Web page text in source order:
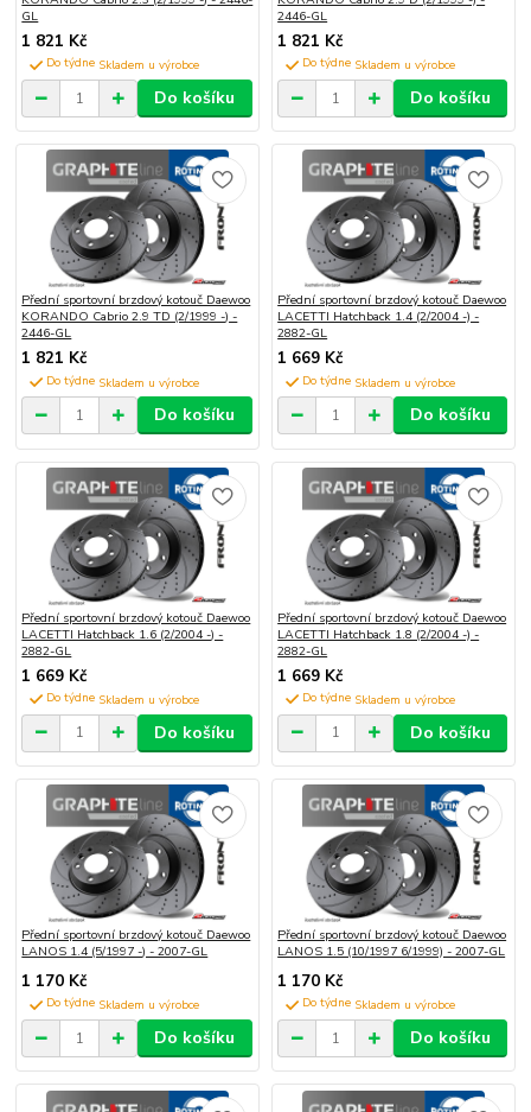
GL
1 821 Kč
Do týdne
Do košíku
2446-GL
1 821 Kč
Do týdne
Do košíku
Přední sportovní brzdový kotouč Daewoo
KORANDO Cabrio 2.9 TD (2/1999 -) -
2446-GL
1 821 Kč
Do týdne
Do košíku
Přední sportovní brzdový kotouč Daewoo
LACETTI Hatchback 1.4 (2/2004 -) -
2882-GL
1 669 Kč
Do týdne
Do košíku
Přední sportovní brzdový kotouč Daewoo
LACETTI Hatchback 1.6 (2/2004 -) -
2882-GL
1 669 Kč
Do týdne
Do košíku
Přední sportovní brzdový kotouč Daewoo
LACETTI Hatchback 1.8 (2/2004 -) -
2882-GL
1 669 Kč
Do týdne
Do košíku
Přední sportovní brzdový kotouč Daewoo
LANOS 1.4 (5/1997 -) - 2007-GL
1 170 Kč
Do týdne
Do košíku
Přední sportovní brzdový kotouč Daewoo
LANOS 1.5 (10/1997 6/1999) - 2007-GL
1 170 Kč
Do týdne
Do košíku